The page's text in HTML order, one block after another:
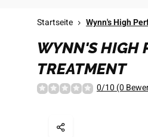
Startseite Wynn's High
WYNN'S HIGH
TREATMENT
0/10 (0